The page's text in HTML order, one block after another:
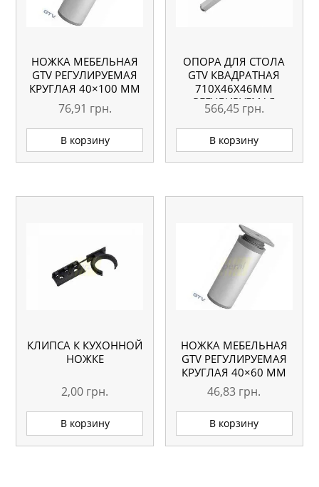
НОЖКА МЕБЕЛЬНАЯ
GTV РЕГУЛИРУЕМАЯ
КРУГЛАЯ 40×100 ММ
76,91 грн.
В корзину
ОПОРА ДЛЯ СТОЛА
GTV КВАДРАТНАЯ
710Х46Х46ММ
РЕГУЛИРУЕМАЯ
АЛЮМИНИЕВАЯ
566,45 грн.
В корзину
КЛИПСА К КУХОННОЙ
НОЖКЕ
2,00 грн.
В корзину
НОЖКА МЕБЕЛЬНАЯ
GTV РЕГУЛИРУЕМАЯ
КРУГЛАЯ 40×60 ММ
46,83 грн.
В корзину